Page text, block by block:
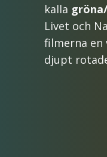
kalla
Livet och
filmerna en
djupt